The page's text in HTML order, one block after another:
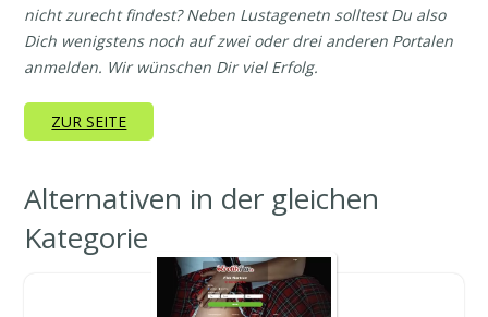
nicht zurecht findest? Neben Lustagenetn solltest Du also
Dich wenigstens noch auf zwei oder drei anderen Portalen
anmelden. Wir wünschen Dir viel Erfolg.
ZUR SEITE
Alternativen in der gleichen
Kategorie